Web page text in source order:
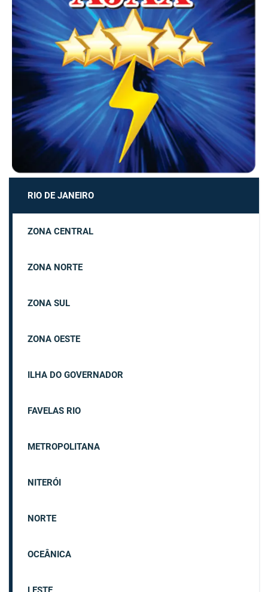
RIO DE JANEIRO
ZONA CENTRAL
ZONA NORTE
ZONA SUL
ZONA OESTE
ILHA DO GOVERNADOR
FAVELAS RIO
METROPOLITANA
NITERÓI
NORTE
OCEÂNICA